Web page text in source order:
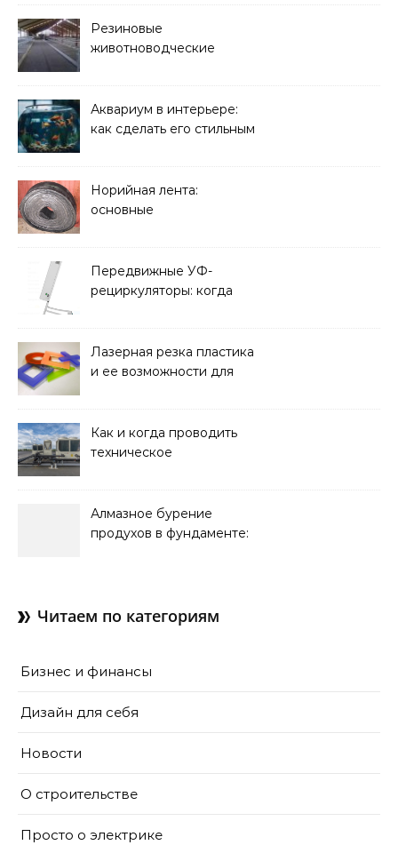
Резиновые
животноводческие
решать
Аквариум в интерьере:
как сделать его стильным
Норийная лента:
основные
и советы по выбору
Передвижные УФ-
рециркуляторы: когда
Лазерная резка пластика
и ее возможности для
Как и когда проводить
техническое
Алмазное бурение
продухов в фундаменте:
Читаем по категориям
Бизнес и финансы
Дизайн для себя
Новости
О строительстве
Просто о электрике